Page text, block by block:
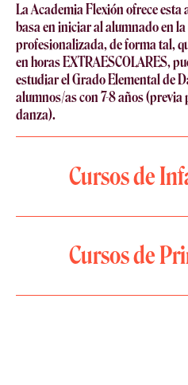
La Academia Flexión ofrece
basa en iniciar al alumnado en
profesionalizada, de forma tal,
en horas EXTRAESCOLARES,
estudiar el Grado Elemental de
alumnos/as con 7-8 años
danza).
Cursos de
Cursos de